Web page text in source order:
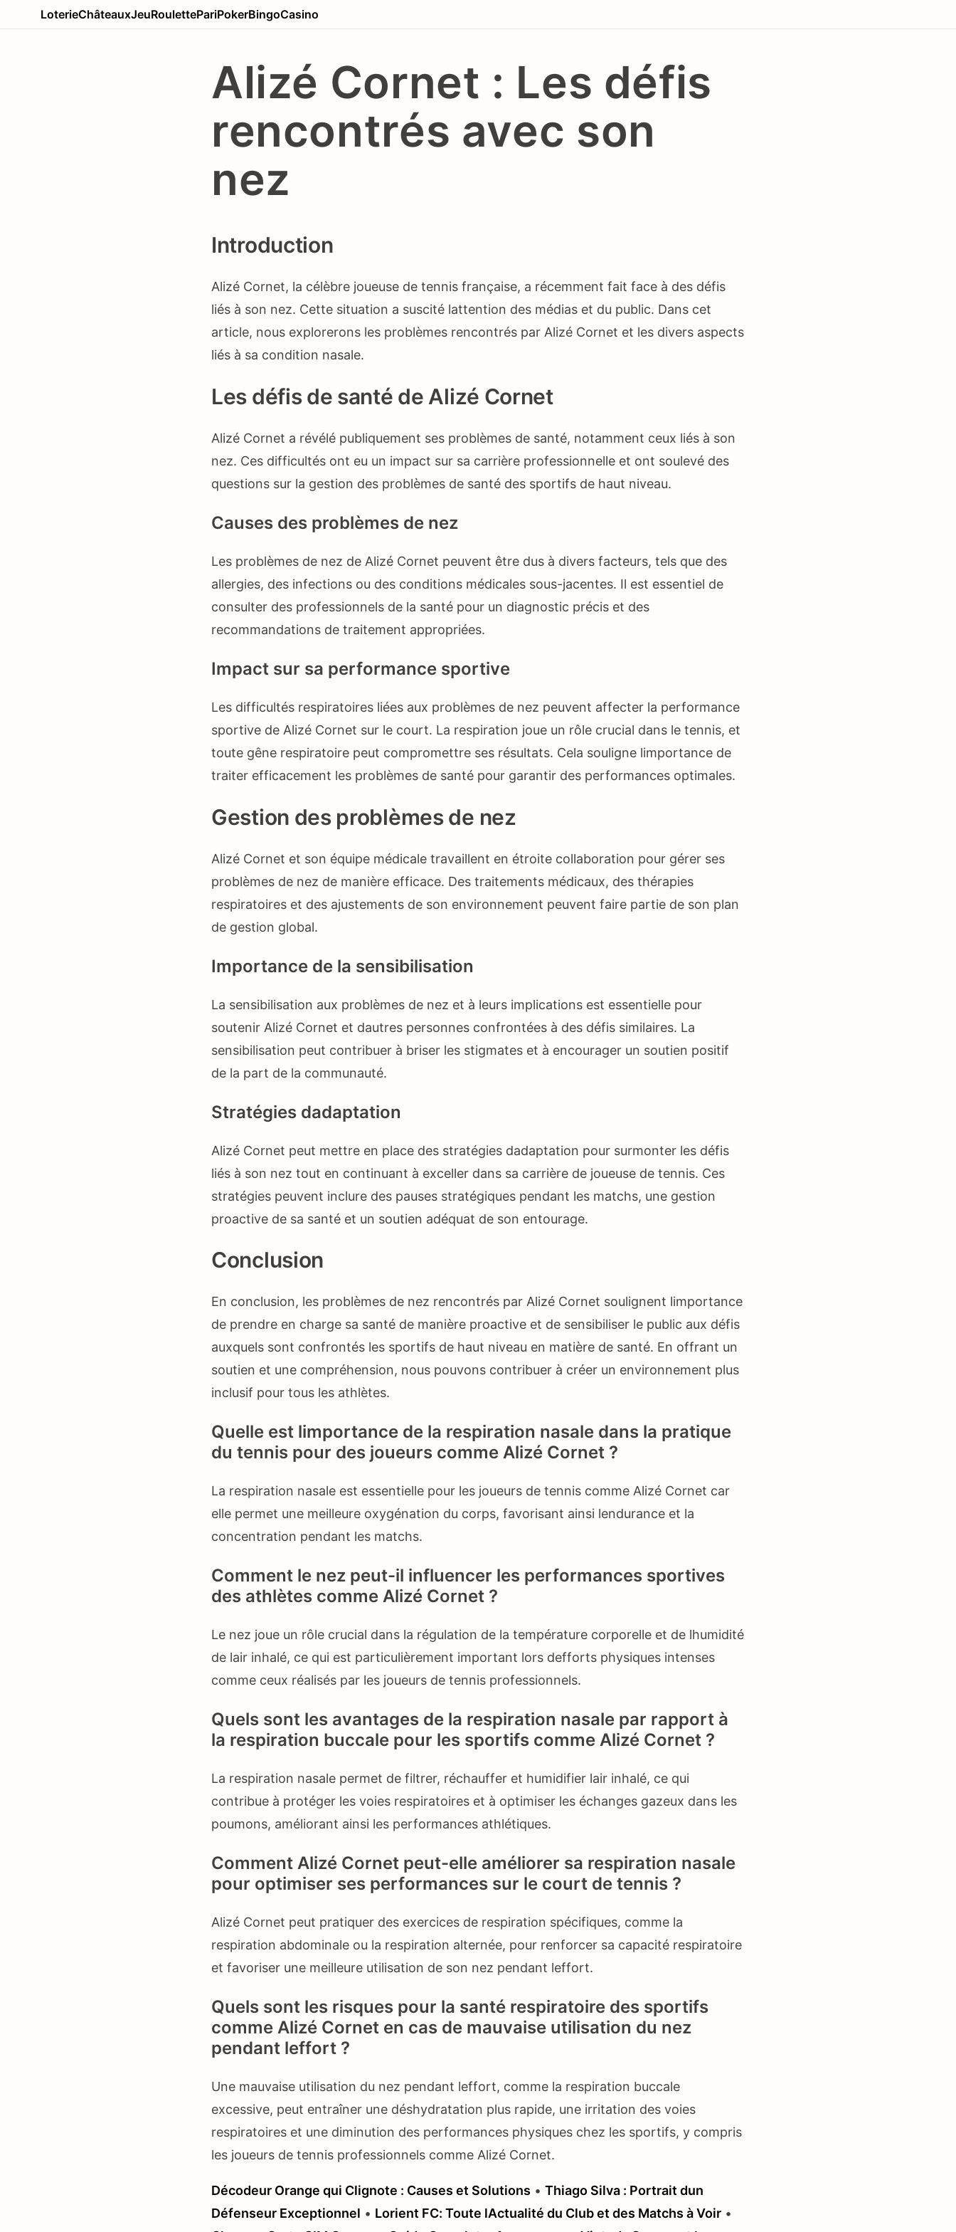
LoterieChâteauxJeuRoulettePariPokerBingoCasino
Alizé Cornet : Les défis
rencontrés avec son
nez
Introduction
Alizé Cornet, la célèbre joueuse de tennis française, a récemment fait face à des défis
liés à son nez. Cette situation a suscité lattention des médias et du public. Dans cet
article, nous explorerons les problèmes rencontrés par Alizé Cornet et les divers aspects
liés à sa condition nasale.
Les défis de santé de Alizé Cornet
Alizé Cornet a révélé publiquement ses problèmes de santé, notamment ceux liés à son
nez. Ces difficultés ont eu un impact sur sa carrière professionnelle et ont soulevé des
questions sur la gestion des problèmes de santé des sportifs de haut niveau.
Causes des problèmes de nez
Les problèmes de nez de Alizé Cornet peuvent être dus à divers facteurs, tels que des
allergies, des infections ou des conditions médicales sous-jacentes. Il est essentiel de
consulter des professionnels de la santé pour un diagnostic précis et des
recommandations de traitement appropriées.
Impact sur sa performance sportive
Les difficultés respiratoires liées aux problèmes de nez peuvent affecter la performance
sportive de Alizé Cornet sur le court. La respiration joue un rôle crucial dans le tennis, et
toute gêne respiratoire peut compromettre ses résultats. Cela souligne limportance de
traiter efficacement les problèmes de santé pour garantir des performances optimales.
Gestion des problèmes de nez
Alizé Cornet et son équipe médicale travaillent en étroite collaboration pour gérer ses
problèmes de nez de manière efficace. Des traitements médicaux, des thérapies
respiratoires et des ajustements de son environnement peuvent faire partie de son plan
de gestion global.
Importance de la sensibilisation
La sensibilisation aux problèmes de nez et à leurs implications est essentielle pour
soutenir Alizé Cornet et dautres personnes confrontées à des défis similaires. La
sensibilisation peut contribuer à briser les stigmates et à encourager un soutien positif
de la part de la communauté.
Stratégies dadaptation
Alizé Cornet peut mettre en place des stratégies dadaptation pour surmonter les défis
liés à son nez tout en continuant à exceller dans sa carrière de joueuse de tennis. Ces
stratégies peuvent inclure des pauses stratégiques pendant les matchs, une gestion
proactive de sa santé et un soutien adéquat de son entourage.
Conclusion
En conclusion, les problèmes de nez rencontrés par Alizé Cornet soulignent limportance
de prendre en charge sa santé de manière proactive et de sensibiliser le public aux défis
auxquels sont confrontés les sportifs de haut niveau en matière de santé. En offrant un
soutien et une compréhension, nous pouvons contribuer à créer un environnement plus
inclusif pour tous les athlètes.
Quelle est limportance de la respiration nasale dans la pratique
du tennis pour des joueurs comme Alizé Cornet ?
La respiration nasale est essentielle pour les joueurs de tennis comme Alizé Cornet car
elle permet une meilleure oxygénation du corps, favorisant ainsi lendurance et la
concentration pendant les matchs.
Comment le nez peut-il influencer les performances sportives
des athlètes comme Alizé Cornet ?
Le nez joue un rôle crucial dans la régulation de la température corporelle et de lhumidité
de lair inhalé, ce qui est particulièrement important lors defforts physiques intenses
comme ceux réalisés par les joueurs de tennis professionnels.
Quels sont les avantages de la respiration nasale par rapport à
la respiration buccale pour les sportifs comme Alizé Cornet ?
La respiration nasale permet de filtrer, réchauffer et humidifier lair inhalé, ce qui
contribue à protéger les voies respiratoires et à optimiser les échanges gazeux dans les
poumons, améliorant ainsi les performances athlétiques.
Comment Alizé Cornet peut-elle améliorer sa respiration nasale
pour optimiser ses performances sur le court de tennis ?
Alizé Cornet peut pratiquer des exercices de respiration spécifiques, comme la
respiration abdominale ou la respiration alternée, pour renforcer sa capacité respiratoire
et favoriser une meilleure utilisation de son nez pendant leffort.
Quels sont les risques pour la santé respiratoire des sportifs
comme Alizé Cornet en cas de mauvaise utilisation du nez
pendant leffort ?
Une mauvaise utilisation du nez pendant leffort, comme la respiration buccale
excessive, peut entraîner une déshydratation plus rapide, une irritation des voies
respiratoires et une diminution des performances physiques chez les sportifs, y compris
les joueurs de tennis professionnels comme Alizé Cornet.
Décodeur Orange qui Clignote : Causes et Solutions • Thiago Silva : Portrait dun
Défenseur Exceptionnel • Lorient FC: Toute lActualité du Club et des Matchs à Voir •